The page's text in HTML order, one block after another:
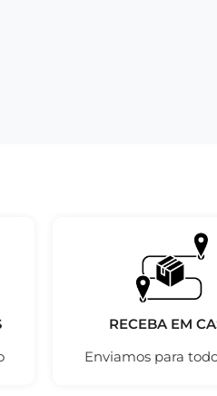
RECEBA EM
Enviamos para